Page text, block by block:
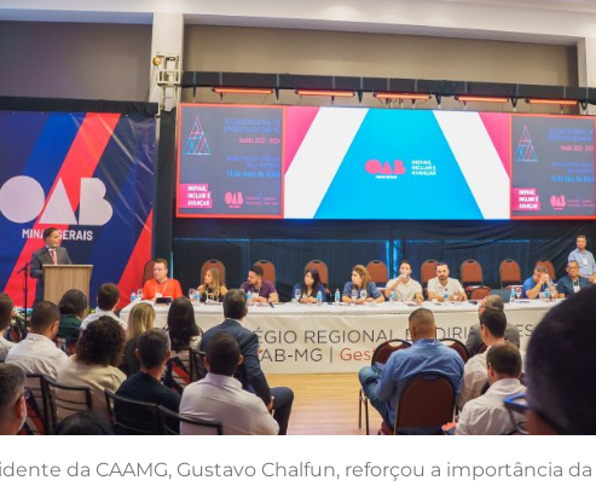
da CAAMG, Gustavo Chalfun, reforçou a importância